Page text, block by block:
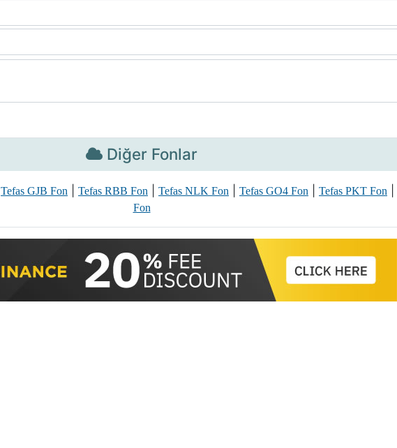
Diğer Fonlar
Tefas GJB Fon Tefas RBB Fon Tefas NLK Fon Tefas GO4 Fon Tefas PKT Fon
Fon